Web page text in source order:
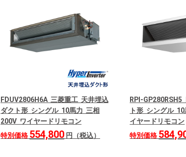
FDUV2806H6A 三菱重工 天井埋込
ダクト形 シングル 10馬力 三相
200V ワイヤードリモコン
特別価格 554,800 円（税込）
RPI-
ト形 シングル
イヤードリモコン
特別価格